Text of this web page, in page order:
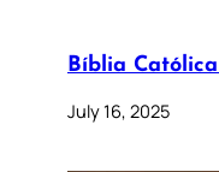
Bíblia
July 16, 2025